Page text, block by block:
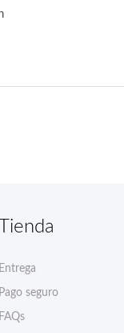
Tienda
Entrega
Pago seguro
FAQs